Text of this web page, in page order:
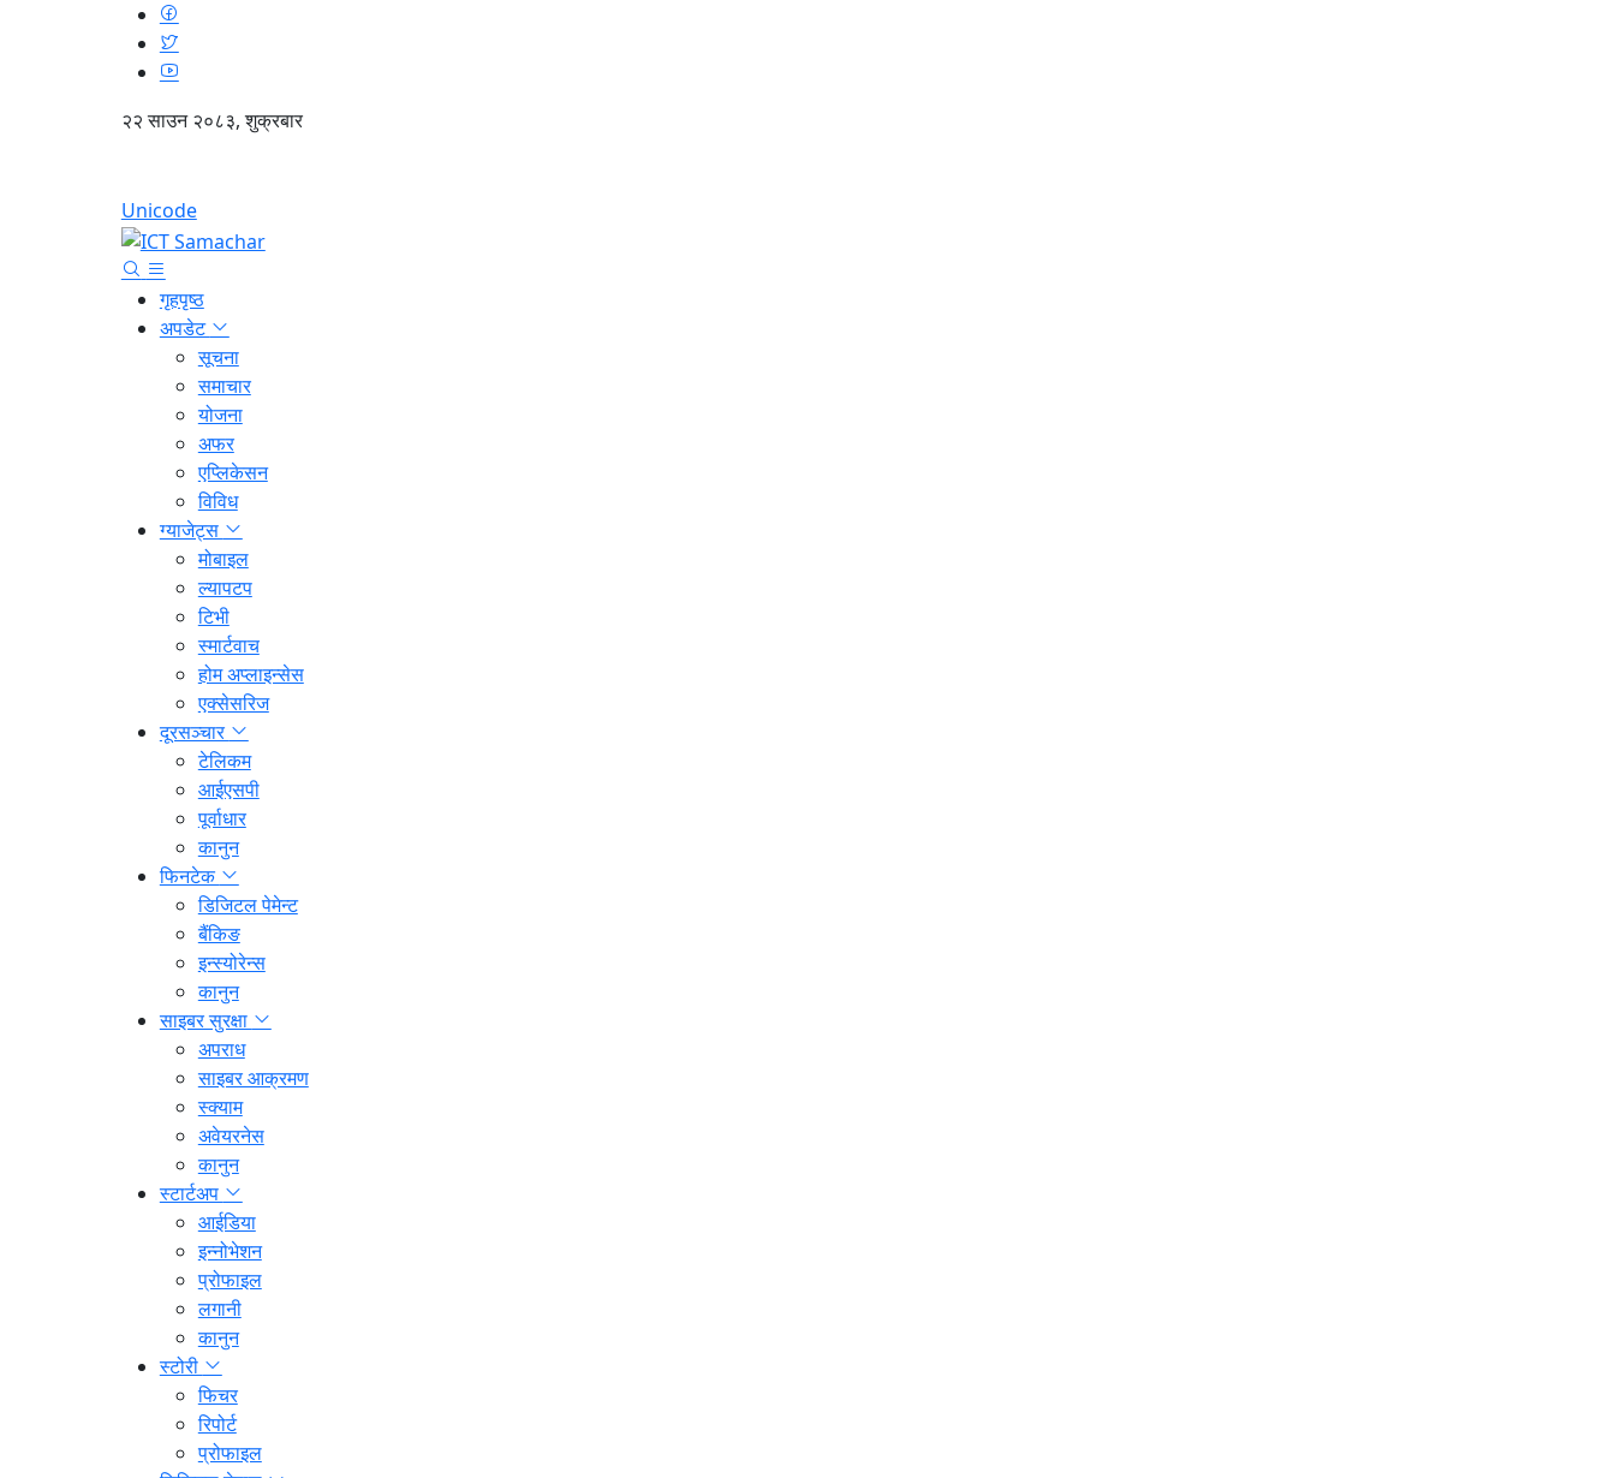
२२ साउन २०८३, शुक्रबार
Unicode
गृहपृष्ठ
अपडेट
सूचना
समाचार
योजना
अफर
एप्लिकेसन
विविध
ग्याजेट्स
मोबाइल
ल्यापटप
टिभी
स्मार्टवाच
होम अप्लाइन्सेस
एक्सेसरिज
दूरसञ्चार
टेलिकम
आईएसपी
पूर्वाधार
कानुन
फिनटेक
डिजिटल पेमेन्ट
बैंकिङ
इन्स्योरेन्स
कानुन
साइबर सुरक्षा
अपराध
साइबर आक्रमण
स्क्याम
अवेयरनेस
कानुन
स्टार्टअप
आईडिया
इन्नोभेशन
प्रोफाइल
लगानी
कानुन
स्टोरी
फिचर
रिपोर्ट
प्रोफाइल